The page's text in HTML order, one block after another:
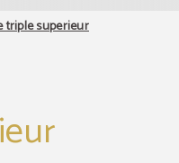
triple superieur